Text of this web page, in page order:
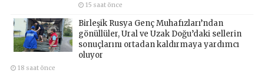
15 saat önce
Birleşik Rusya Genç Muhafızları’ndan
gönüllüler, Ural ve Uzak Doğu’daki sellerin
sonuçlarını ortadan kaldırmaya yardımcı
oluyor
18 saat önce